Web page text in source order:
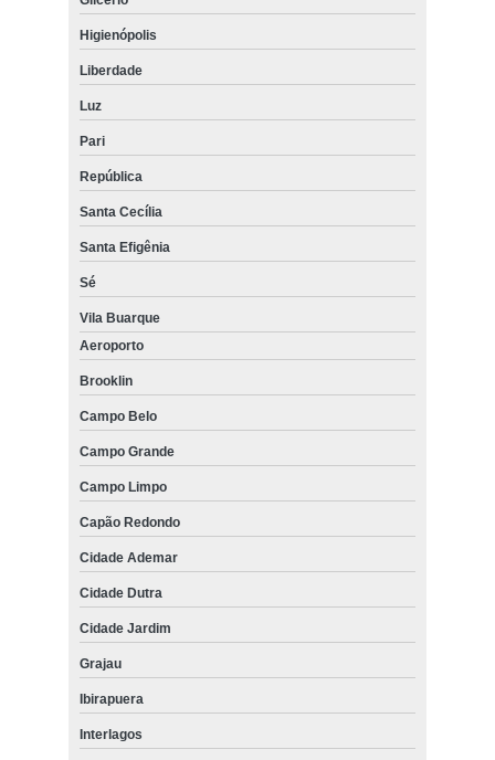
Higienópolis
Liberdade
Luz
Pari
República
Santa Cecília
Santa Efigênia
Sé
Vila Buarque
Aeroporto
Brooklin
Campo Belo
Campo Grande
Campo Limpo
Capão Redondo
Cidade Ademar
Cidade Dutra
Cidade Jardim
Grajau
Ibirapuera
Interlagos